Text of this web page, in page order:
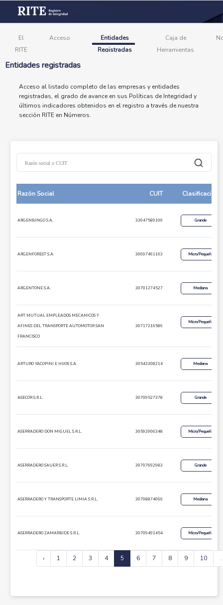
El
RITE
Acceso
Entidades
Registradas
Caja de
Herramientas
Entidades registradas
Acceso al listado completo de las empresas y entidades
registradas, el grado de avance en sus Políticas de Integridad y
últimos indicadores obtenidos en el registro a través de nuestra
sección RITE en Números.
Razón Social CUIT Clasificación
ARGENBINGO S.A. 33647589109 Grande
ARGENFOREST S.A. 30697461163 Micro/Pequeña
ARGENTONE S.A. 30701274527 Mediana
ART MUTUAL EMPLEADOS MECANICOS Y
AFINES DEL TRANSPORTE AUTOMOTOR SAN
FRANCISCO
30717216586
Micro/Pequeña
ARTURO YACOPINI E HIJOS S.A. 30543308214 Mediana
ASECOR S.R.L. 30709527378 Grande
ASERRADERO DON MIGUEL S.R.L. 30592906348 Micro/Pequeña
ASERRADERO SAUER S.R.L. 30707692983 Grande
ASERRADERO Y TRANSPORTE LIMIA S.R.L. 30708874066 Mediana
ASERRADERO ZAMARBIDE S.R.L. 30709491454 Micro/Pequeña
‹ 1 2 3 4 5 6 7 8 9 10